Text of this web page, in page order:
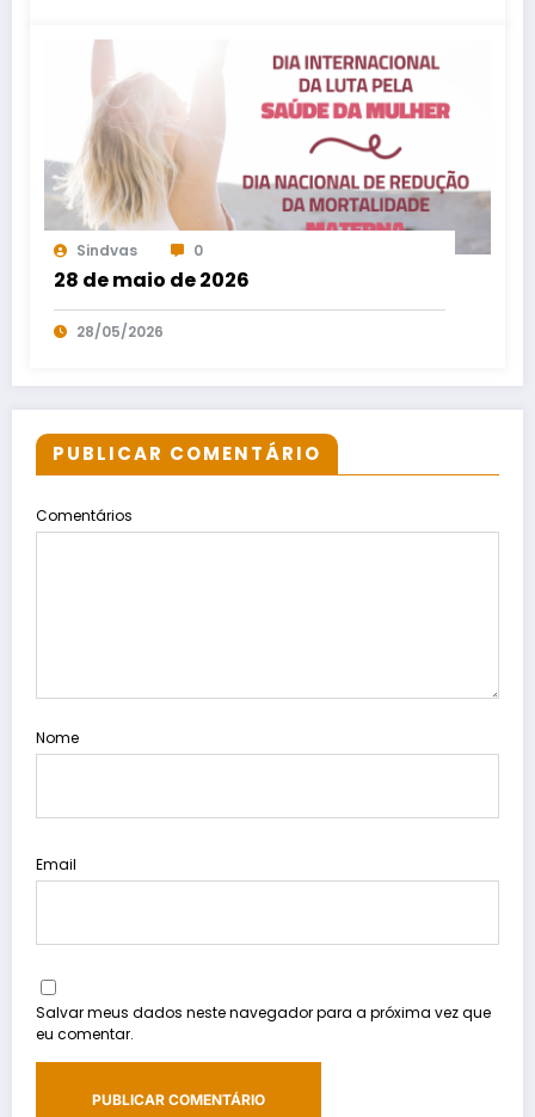
Sindvas 0
28 de maio de 2026
28/05/2026
PUBLICAR COMENTÁRIO
Comentários
Nome
Email
Salvar meus dados neste navegador para a próxima vez que
eu comentar.